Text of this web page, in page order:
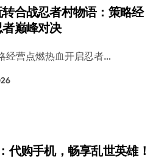
合战忍者村物语：策略经
巅峰对决
经营点燃热血开启忍者…
代购手机，畅享乱世英雄！